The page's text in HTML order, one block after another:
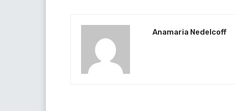
Anamaria Nedelcoff